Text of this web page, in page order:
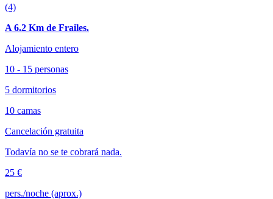
(4)
A 6.2 Km de Frailes.
Alojamiento entero
10 - 15 personas
5 dormitorios
10 camas
Cancelación gratuita
Todavía no se te cobrará nada.
25 €
pers./noche (aprox.)